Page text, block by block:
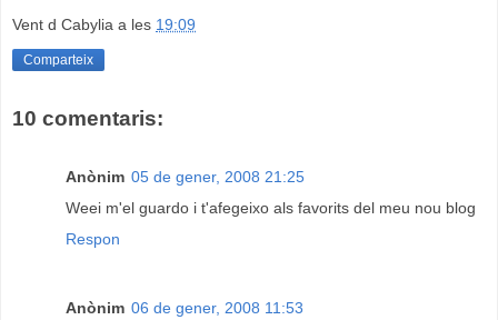
Vent d Cabylia a les 19:09
Comparteix
10 comentaris:
Anònim 05 de gener, 2008 21:25
Weei m'el guardo i t'afegeixo als favorits del meu nou blog
Respon
Anònim 06 de gener, 2008 11:53